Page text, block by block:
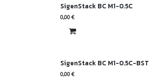
SigenStack BC M1-0.5C
0,00€
SigenStack BC M1-0.5C-BST
0,00€